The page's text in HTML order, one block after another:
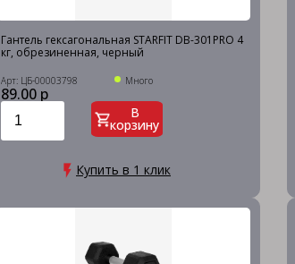
Гантель гексагональная STARFIT DB-301PRO 4
кг, обрезиненная, черный
Арт: ЦБ-00003798 Много
89.00 р
В
корзину
Купить в 1 клик